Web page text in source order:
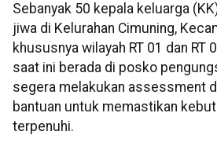
Sebanyak 50 kepala keluarga
jiwa di Kelurahan Cimuning,
khususnya wilayah RT 01 dan RT
saat ini berada di posko
segera melakukan assessment
bantuan untuk memastikan
terpenuhi.